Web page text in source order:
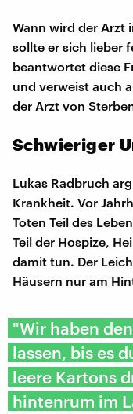
Wann wird der Arzt
sollte er sich lieber
beantwortet diese
und verweist auch
der Arzt von
Schwieriger
Lukas Radbruch
Krankheit. Vor
Toten Teil des
Teil der Hospize,
damit tun. Der
Häusern nur am
"Wir haben
lassen, bis es
leere Kartons
hintenrum im